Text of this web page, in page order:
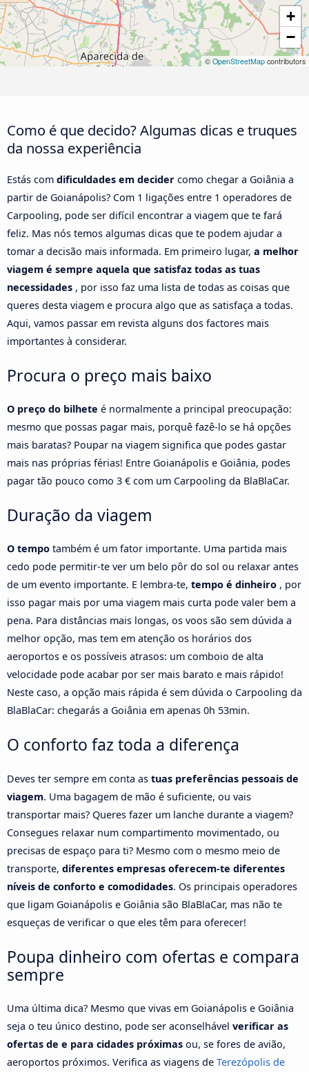
+
−
© OpenStreetMap contributors
Como é que decido? Algumas dicas e truques
da nossa experiência
Estás com dificuldades em decider como chegar a Goiânia a
partir de Goianápolis? Com 1 ligações entre 1 operadores de
Carpooling, pode ser difícil encontrar a viagem que te fará
feliz. Mas nós temos algumas dicas que te podem ajudar a
tomar a decisão mais informada. Em primeiro lugar, a melhor
viagem é sempre aquela que satisfaz todas as tuas
necessidades , por isso faz uma lista de todas as coisas que
queres desta viagem e procura algo que as satisfaça a todas.
Aqui, vamos passar em revista alguns dos factores mais
importantes à considerar.
Procura o preço mais baixo
O preço do bilhete é normalmente a principal preocupação:
mesmo que possas pagar mais, porquê fazê-lo se há opções
mais baratas? Poupar na viagem significa que podes gastar
mais nas próprias férias! Entre Goianápolis e Goiânia, podes
pagar tão pouco como 3 € com um Carpooling da BlaBlaCar.
Duração da viagem
O tempo também é um fator importante. Uma partida mais
cedo pode permitir-te ver um belo pôr do sol ou relaxar antes
de um evento importante. E lembra-te, tempo é dinheiro , por
isso pagar mais por uma viagem mais curta pode valer bem a
pena. Para distâncias mais longas, os voos são sem dúvida a
melhor opção, mas tem em atenção os horários dos
aeroportos e os possíveis atrasos: um comboio de alta
velocidade pode acabar por ser mais barato e mais rápido!
Neste caso, a opção mais rápida é sem dúvida o Carpooling da
BlaBlaCar: chegarás a Goiânia em apenas 0h 53min.
O conforto faz toda a diferença
Deves ter sempre em conta as tuas preferências pessoais de
viagem. Uma bagagem de mão é suficiente, ou vais
transportar mais? Queres fazer um lanche durante a viagem?
Consegues relaxar num compartimento movimentado, ou
precisas de espaço para ti? Mesmo com o mesmo meio de
transporte, diferentes empresas oferecem-te diferentes
níveis de conforto e comodidades. Os principais operadores
que ligam Goianápolis e Goiânia são BlaBlaCar, mas não te
esqueças de verificar o que eles têm para oferecer!
Poupa dinheiro com ofertas e compara
sempre
Uma última dica? Mesmo que vivas em Goianápolis e Goiânia
seja o teu único destino, pode ser aconselhável verificar as
ofertas de e para cidades próximas ou, se fores de avião,
aeroportos próximos. Verifica as viagens de Terezópolis de